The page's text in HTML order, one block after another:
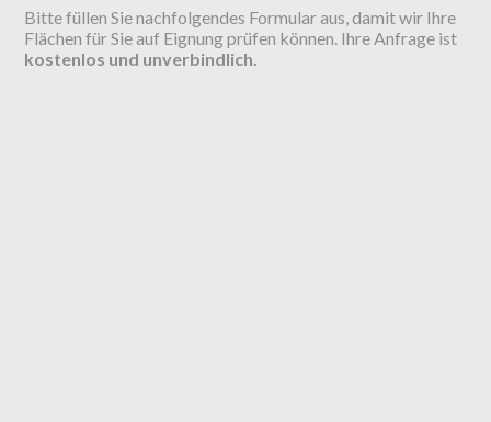
Bitte füllen Sie nachfolgendes Formular aus, damit wir Ihre
Flächen für Sie auf Eignung prüfen können. Ihre Anfrage ist
kostenlos und unverbindlich.